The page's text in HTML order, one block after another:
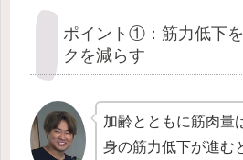
ポイント①：筋力低下
クを減らす
加齢とともに筋肉量
身の筋力低下が進む